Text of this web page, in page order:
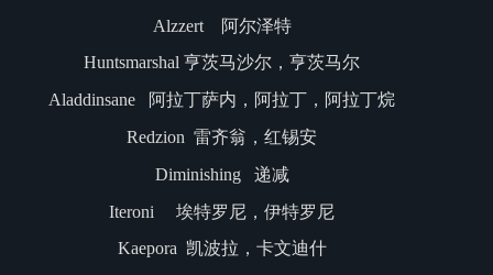
Alzzert 阿尔泽特
Huntsmarshal 亨茨马沙尔，亨茨马尔
Aladdinsane 阿拉丁萨内，阿拉丁，阿拉丁烷
Redzion 雷齐翁，红锡安
Diminishing 递减
Iteroni 埃特罗尼，伊特罗尼
Kaepora 凯波拉，卡文迪什